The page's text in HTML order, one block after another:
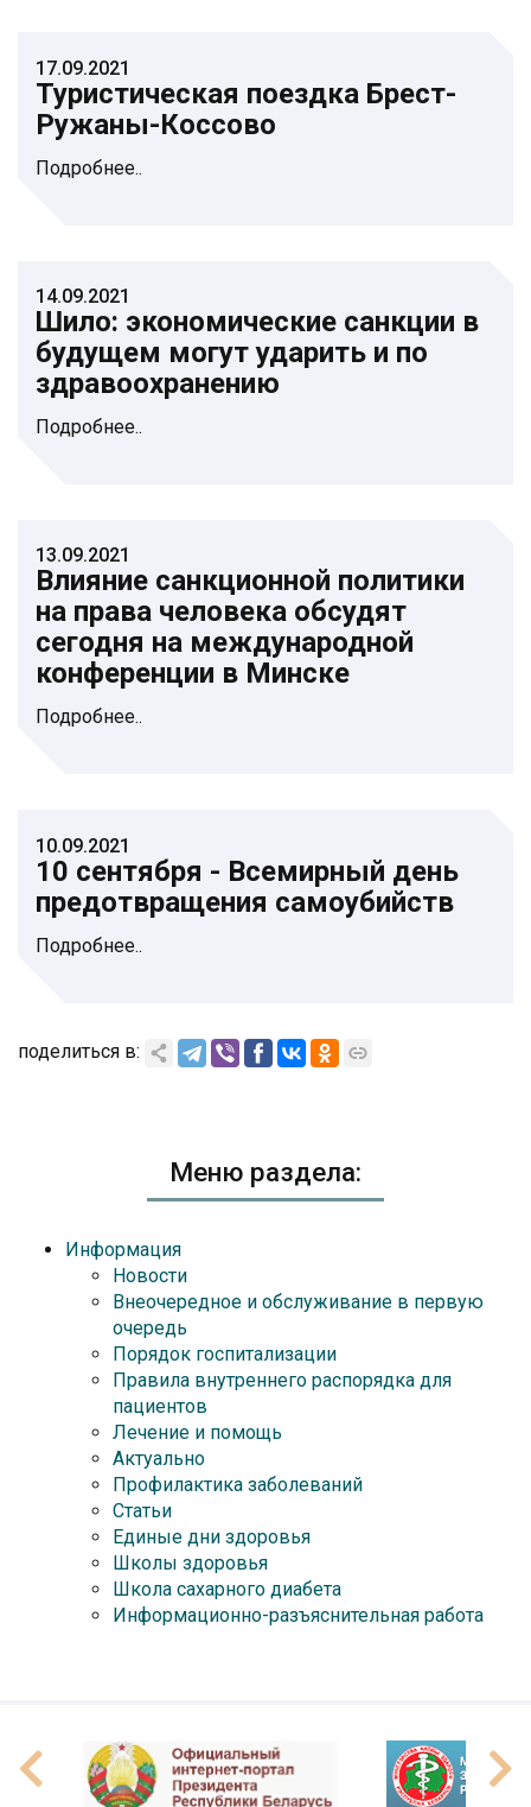
17.09.2021
Туристическая поездка Брест-
Ружаны-Коссово
Подробнее..
14.09.2021
Шило: экономические санкции в
будущем могут ударить и по
здравоохранению
Подробнее..
13.09.2021
Влияние санкционной политики
на права человека обсудят
сегодня на международной
конференции в Минске
Подробнее..
10.09.2021
10 сентября - Всемирный день
предотвращения самоубийств
Подробнее..
поделиться в:
Меню раздела:
Информация
Новости
Внеочередное и обслуживание в первую
очередь
Порядок госпитализации
Правила внутреннего распорядка для
пациентов
Лечение и помощь
Актуально
Профилактика заболеваний
Статьи
Единые дни здоровья
Школы здоровья
Школа сахарного диабета
Информационно-разъяснительная работа